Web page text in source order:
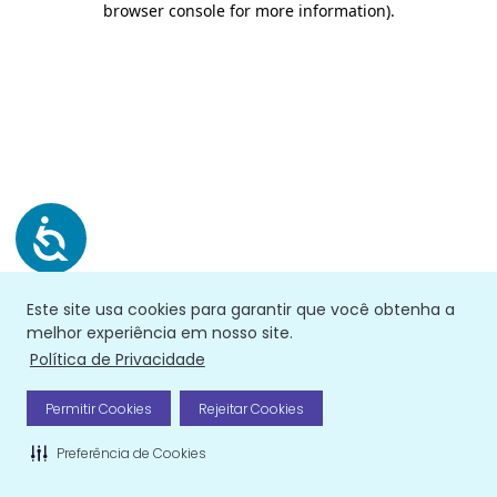
Este site usa cookies para garantir que você obtenha a
melhor experiência em nosso site.
Política de Privacidade
Permitir Cookies Rejeitar Cookies
Preferência de Cookies
browser console for more information).